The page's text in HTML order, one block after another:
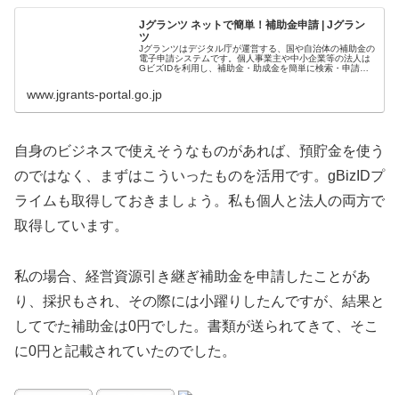
Jグランツ ネットで簡単！補助金申請 | Jグラン
ツ
Jグランツはデジタル庁が運営する、国や自治体の補助金の
電子申請システムです。個人事業主や中小企業等の法人は
GビズIDを利用し、補助金・助成金を簡単に検索・申請で
www.jgrants-portal.go.jp
自身のビジネスで使えそうなものがあれば、預貯金を使う
のではなく、まずはこういったものを活用です。gBizIDプ
ライムも取得しておきましょう。私も個人と法人の両方で
取得しています。
私の場合、経営資源引き継ぎ補助金を申請したことがあ
り、採択もされ、その際には小躍りしたんですが、結果と
してでた補助金は0円でした。書類が送られてきて、そこ
に0円と記載されていたのでした。